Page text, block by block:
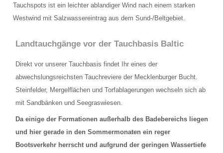
Termine Tauchausbildung
TAUCHCLUB BALTIC
Landtauchgänge in der Ostsee vor der Basis
Steingarten
Tauchspots ist ein leichter ablandiger Wind nach einem starken
Westwind mit Salzwassereintrag aus dem Sund-/Beltgebiet.
Landtauchgänge vor der Tauchbasis Baltic
Direkt vor unserer Tauchbasis findet Ihr eines der
abwechslungsreichsten Tauchreviere der Mecklenburger Bucht.
Steinfelder, Mergelflächen und Torfablagerungen wechseln sich ab
mit Sandbänken und Seegraswiesen.
Da einige der Formationen außerhalb des Badebereichs liegen
und hier gerade in den Sommermonaten ein reger
Bootsverkehr herrscht und aufgrund der geringen Wassertiefe